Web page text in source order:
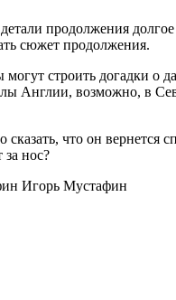
продолжения
сюжет продолжения.
могут строить догадки
Англии, возможно, в
что он
нос?
Игорь Мустафин